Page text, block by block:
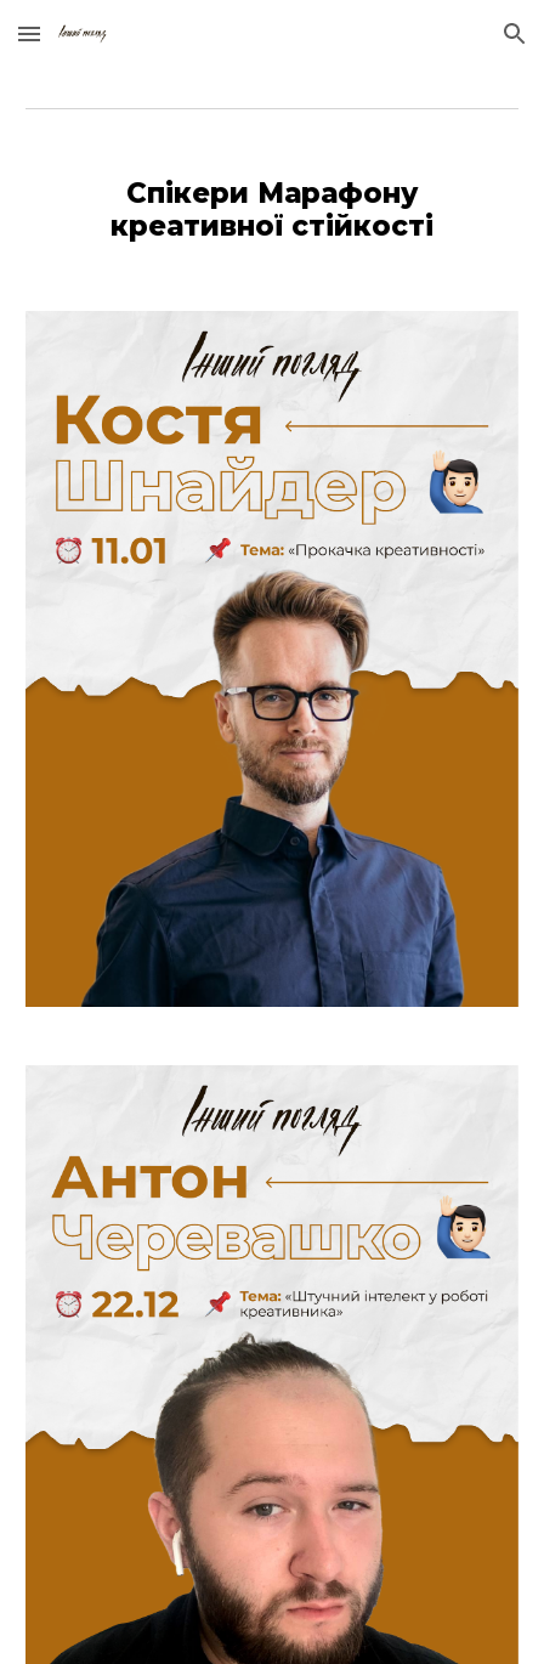
Skip to main content Skip to navigation
Спікери Марафону
креативної стійкості